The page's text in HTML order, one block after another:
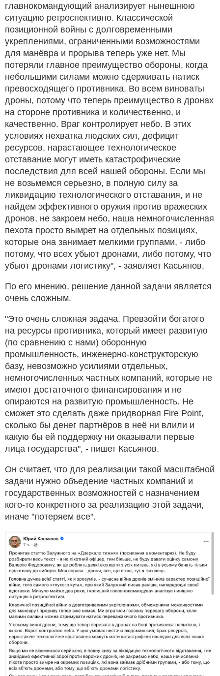
главнокомандующий анализирует нынешнюю
ситуацию ретроспективно. Классической
позиционной войны с долговременными
укреплениями, ограниченными возможностями
для манёвра и прорыва теперь уже нет. Мы
потеряли главное преимущество обороны, когда
небольшими силами можно сдерживать натиск
превосходящего противника. Во всем виноваты
дроны, потому что теперь преимущество в дронах
на стороне противника и количественно, и
качественно. Враг контролирует небо. В этих
условиях нехватка людских сил, дефицит
ресурсов, нарастающее технологическое
отставание могут иметь катастрофические
последствия для всей нашей обороны. Если мы
не возьмемся серьезно, в полную силу за
ликвидацию технологического отставания, и не
найдем эффективного оружия против вражеских
дронов, не закроем небо, наша немногочисленная
пехота просто вымрет на отдельных позициях,
которые она занимает мелкими группами, - либо
потому, что всех убьют дронами, либо потому, что
убьют дронами логистику", - заявляет Касьянов.
По его мнению, решение данной задачи является
очень сложным.
"Это очень сложная задача. Превзойти богатого
на ресурсы противника, который имеет развитую
(по сравнению с нами) оборонную
промышленность, инженерно-конструкторскую
базу, невозможно усилиями отдельных,
немногочисленных частных компаний, которые не
имеют достаточного финансирования и не
опираются на развитую промышленность. Не
сможет это сделать даже придворная Fire Point,
сколько бы денег партнёров в неё ни влили и
какую бы ей поддержку ни оказывали первые
лица государства", - пишет Касьянов.
Он считает, что для реализации такой масштабной
задачи нужно объедение частных компаний и
государственных возможностей с назначением
кого-то конкретного за реализацию этой задачи,
иначе "потеряем все".